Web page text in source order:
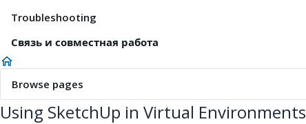
Troubleshooting
Связь и совместная работа
Browse pages
Using SketchUp in Virtual Environments